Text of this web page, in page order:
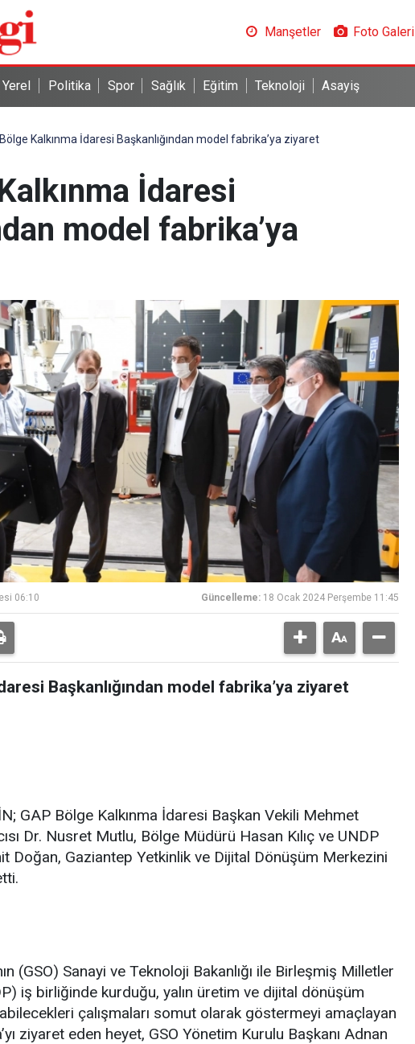
Manşetler Foto Galeri
Yerel Politika Spor Sağlık Eğitim Teknoloji Asayiş
Kalkınma İdaresi Başkanlığından model fabrika’ya ziyaret
İdaresi
model fabrika’ya
06:10 Güncelleme: 18 Ocak 2024 Perşembe 11:45
Başkanlığından model fabrika’ya ziyaret
GAP Bölge Kalkınma İdaresi Başkan Vekili Mehmet
Dr. Nusret Mutlu, Bölge Müdürü Hasan Kılıç ve UNDP
Doğan, Gaziantep Yetkinlik ve Dijital Dönüşüm Merkezini
(GSO) Sanayi ve Teknoloji Bakanlığı ile Birleşmiş Milletler
iş birliğinde kurduğu, yalın üretim ve dijital dönüşüm
çalışmaları somut olarak göstermeyi amaçlayan
ziyaret eden heyet, GSO Yönetim Kurulu Başkanı Adnan